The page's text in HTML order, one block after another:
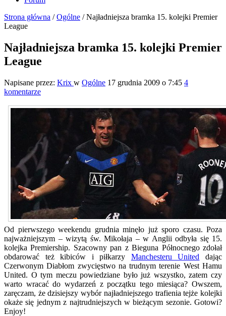
Strona główna /Ogólne /Najładniejsza bramka 15. kolejki Premier
League
Najładniejsza bramka 15. kolejki Premier
League
Napisane przez: Krix w Ogólne 17 grudnia 2009 o 7:45 4
komentarze
Od pierwszego weekendu grudnia minęło już sporo czasu. Poza
najważniejszym – wizytą św. Mikołaja – w Anglii odbyła się 15.
kolejka Premiership. Szacowny pan z Bieguna Północnego zdołał
obdarować też kibiców i piłkarzy Manchesteru United dając
Czerwonym Diabłom zwycięstwo na trudnym terenie West Hamu
United. O tym meczu powiedziane było już wszystko, zatem czy
warto wracać do wydarzeń z początku tego miesiąca? Owszem,
zaręczam, że dzisiejszy wybór najładniejszego trafienia tejże kolejki
okaże się jednym z najtrudniejszych w bieżącym sezonie. Gotowi?
Enjoy!